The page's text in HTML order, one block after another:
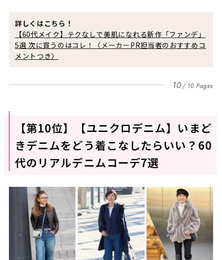
詳しくはこちら！
【60代メイク】テクなしで美肌になれる新作「ファンデ」
5選 次に買うのはコレ！〈メーカーPR担当者のおすすめコ
メントつき〉
10 10 Pages
【第10位】【ユニクロデニム】いまど
きデニムをどう着こなしたらいい？60
代のリアルデニムコーデ7選